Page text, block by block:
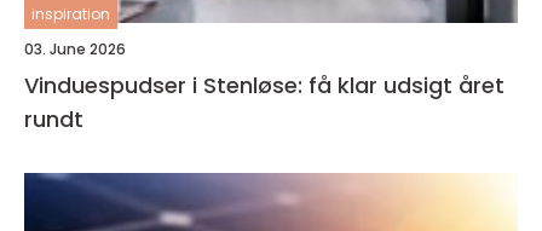
inspiration
03. June 2026
Vinduespudser i Stenløse: få klar udsigt året
rundt